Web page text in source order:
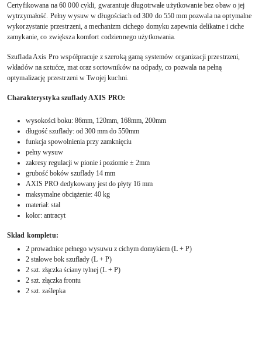
Certyfikowana na 60 000 cykli, gwarantuje długotrwałe użytkowanie bez obaw o jej
wytrzymałość. Pełny wysuw w długościach od 300 do 550 mm pozwala na optymalne
wykorzystanie przestrzeni, a mechanizm cichego domyku zapewnia delikatne i ciche
zamykanie, co zwiększa komfort codziennego użytkowania.
Szuflada Axis Pro współpracuje z szeroką gamą systemów organizacji przestrzeni,
wkładów na sztućce, mat oraz sortowników na odpady, co pozwala na pełną
optymalizację przestrzeni w Twojej kuchni.
Charakterystyka szuflady AXIS PRO:
wysokości boku: 86mm, 120mm, 168mm, 200mm
długość szuflady: od 300 mm do 550mm
funkcja spowolnienia przy zamknięciu
pełny wysuw
zakresy regulacji w pionie i poziomie ± 2mm
grubość boków szuflady 14 mm
AXIS PRO dedykowany jest do płyty 16 mm
maksymalne obciążenie: 40 kg
materiał: stal
kolor: antracyt
Skład kompletu:
2 prowadnice pełnego wysuwu z cichym domykiem (L + P)
2 stalowe bok szuflady (L + P)
2 szt. złączka ściany tylnej (L + P)
2 szt. złączka frontu
2 szt. zaślepka